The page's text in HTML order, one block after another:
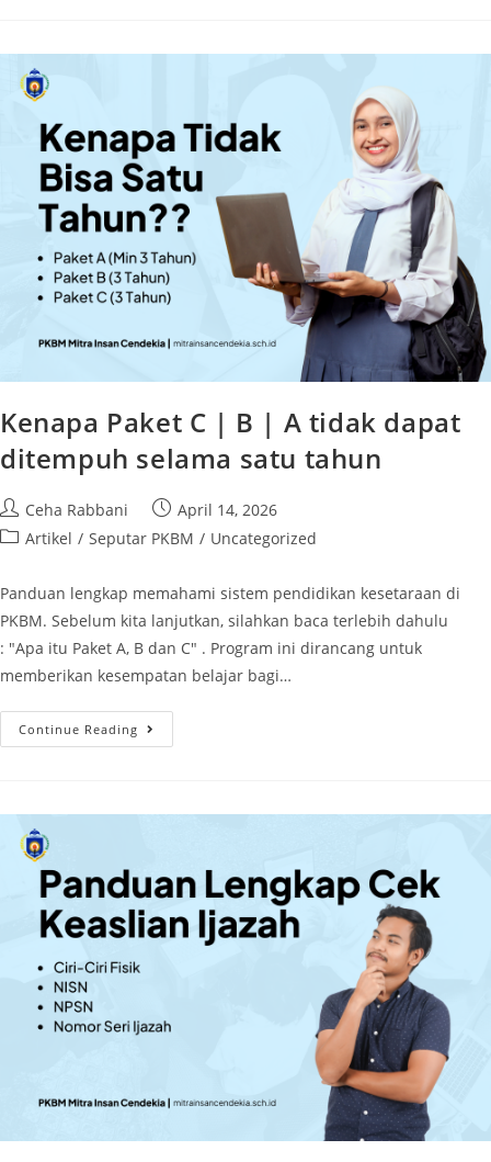
Kenapa Paket C | B | A tidak dapat
ditempuh selama satu tahun
Ceha Rabbani
April 14, 2026
Artikel / Seputar PKBM / Uncategorized
Panduan lengkap memahami sistem pendidikan kesetaraan di
PKBM. Sebelum kita lanjutkan, silahkan baca terlebih dahulu
: "Apa itu Paket A, B dan C" . Program ini dirancang untuk
memberikan kesempatan belajar bagi…
Continue Reading